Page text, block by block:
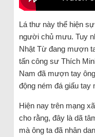
Lá thư này thể hiện
người chủ mưu. Tuy
Nhật Từ đang mượn
tấn công sư Thích
Nam đã mượn tay
động ném đá giấu tay
Hiện nay trên mạng
cho rằng, đây là dã
mà ông ta đã nhân